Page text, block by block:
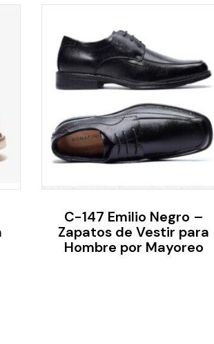
C-147 Emilio Negro –
Zapatos de Vestir para
Hombre por Mayoreo